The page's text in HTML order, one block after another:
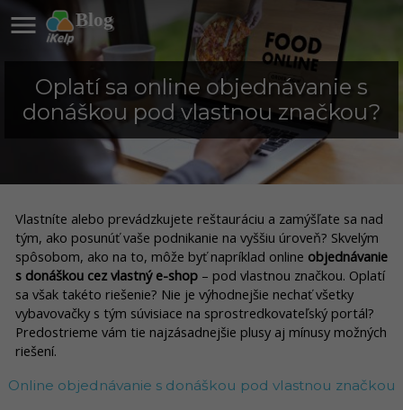
Blog

Oplatí sa online objednávanie s
donáškou pod vlastnou značkou?
Vlastníte alebo prevádzkujete reštauráciu a zamýšľate sa nad
tým, ako posunúť vaše podnikanie na vyššiu úroveň? Skvelým
spôsobom, ako na to, môže byť napríklad online objednávanie
s donáškou cez vlastný e-shop – pod vlastnou značkou. Oplatí
sa však takéto riešenie? Nie je výhodnejšie nechať všetky
vybavovačky s tým súvisiace na sprostredkovateľský portál?
Predostrieme vám tie najzásadnejšie plusy aj mínusy možných
riešení.
Online objednávanie s donáškou pod vlastnou značkou